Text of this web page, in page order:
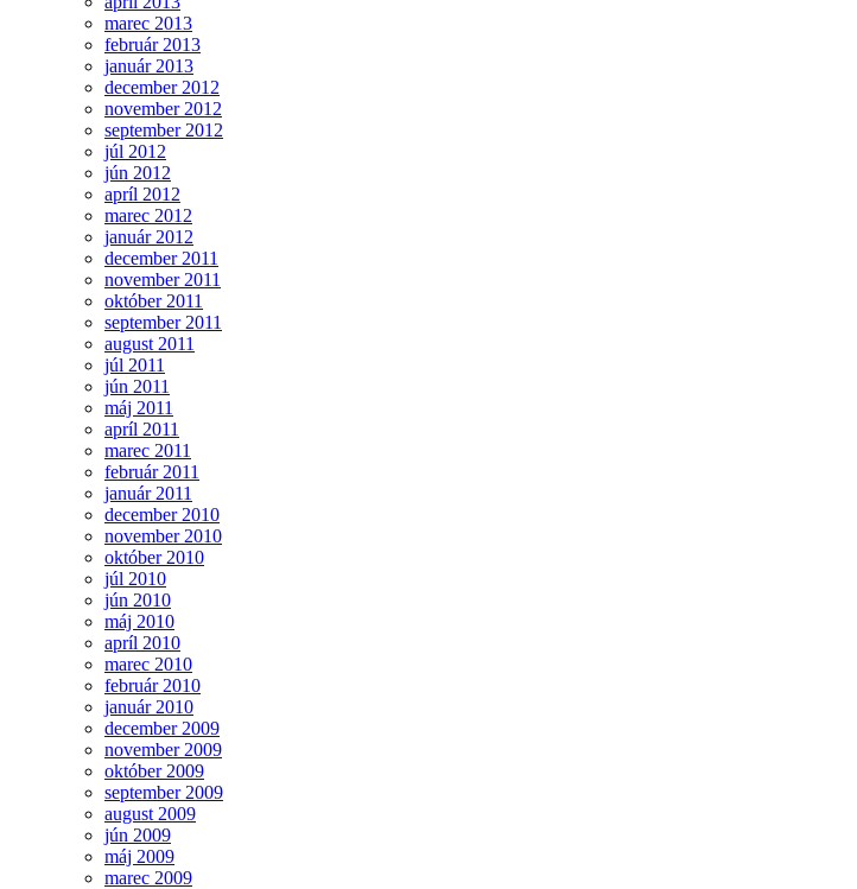
marec 2013
február 2013
január 2013
december 2012
november 2012
september 2012
júl 2012
jún 2012
apríl 2012
marec 2012
január 2012
december 2011
november 2011
október 2011
september 2011
august 2011
júl 2011
jún 2011
máj 2011
apríl 2011
marec 2011
február 2011
január 2011
december 2010
november 2010
október 2010
júl 2010
jún 2010
máj 2010
apríl 2010
marec 2010
február 2010
január 2010
december 2009
november 2009
október 2009
september 2009
august 2009
jún 2009
máj 2009
marec 2009